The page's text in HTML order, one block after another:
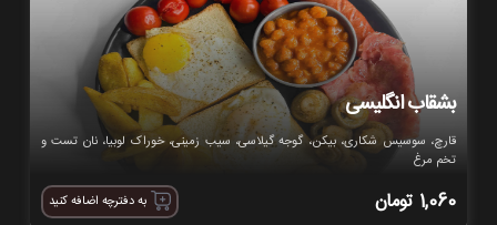
بشقاب انگلیسی
قارچ، سوسیس شکاری، بیکن، گوجه گیلاسی، سیب زمینی، خوراک لوبیا، نان تست و
تخم مرغ
1,060 تومان به دفترچه اضافه کنید